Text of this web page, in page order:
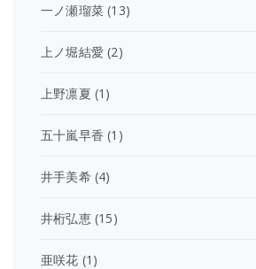
一ノ瀬瑠菜 (13)
上ノ堀結愛 (2)
上野凛夏 (1)
五十嵐早香 (1)
井手美希(4)
井桁弘恵(15)
亜咲花 (1)